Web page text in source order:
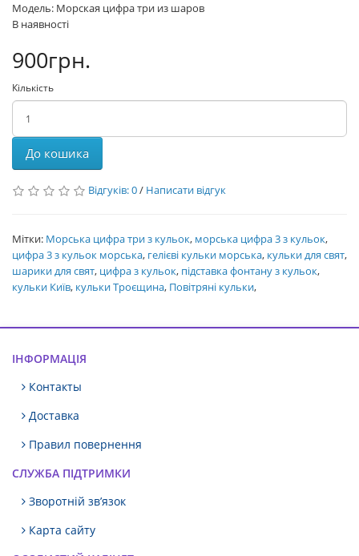
Модель: Морская цифра три из шаров
В наявності
900грн.
Кількість
До кошика
Відгуків: 0/ Написати відгук
Мітки: Морська цифра три з кульок, морська цифра 3 з кульок,
цифра 3 з кульок морська, гелієві кульки морська, кульки для свят,
шарики для свят, цифра з кульок, підставка фонтану з кульок,
кульки Київ, кульки Троєщина, Повітряні кульки,
ІНФОРМАЦІЯ
Контакты
Доставка
Правил повернення
СЛУЖБА ПІДТРИМКИ
Зворотній зв’язок
Карта сайту